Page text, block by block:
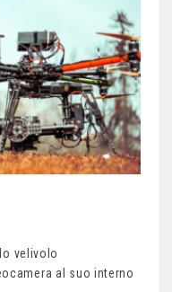
velivolo
al suo interno